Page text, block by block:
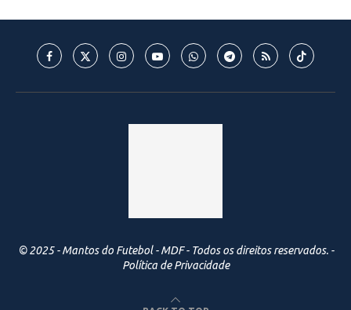
© 2025 - Mantos do Futebol - MDF - Todos os direitos reservados. -
Política de Privacidade